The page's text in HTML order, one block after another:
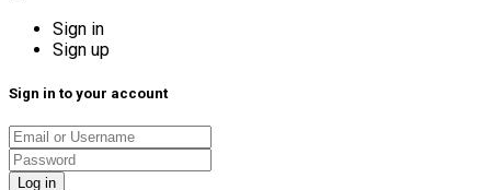
Sign in
Sign up
Sign in to your account